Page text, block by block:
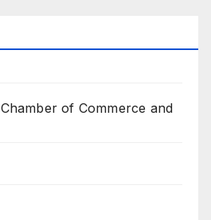
of Commerce and